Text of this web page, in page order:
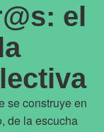
el
se construye en
de la escucha